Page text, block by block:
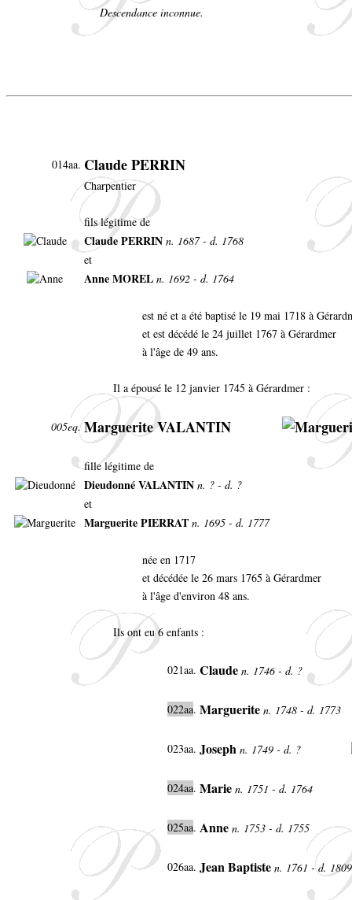
Descendance inconnue.
014aa. Claude PERRIN
Charpentier
fils légitime de
Claude PERRIN n. 1687 - d. 1768
et
Anne MOREL n. 1692 - d. 1764
est né et a été baptisé le 19 mai 1718 à
et est décédé le 24 juillet 1767 à Gérardmer
à l'âge de 49 ans.
Il a épousé le 12 janvier 1745 à Gérardmer :
005eq. Marguerite VALANTIN
fille légitime de
Dieudonné VALANTIN n. ? - d. ?
et
Marguerite PIERRAT n. 1695 - d. 1777
née en 1717
et décédée le 26 mars 1765 à Gérardmer
à l'âge d'environ 48 ans.
Ils ont eu 6 enfants :
021aa. Claude n. 1746 - d. ?
022aa. Marguerite n. 1748 - d. 1773
023aa. Joseph n. 1749 - d. ?
024aa. Marie n. 1751 - d. 1764
025aa. Anne n. 1753 - d. 1755
026aa. Jean Baptiste n. 1761 - d. 1809